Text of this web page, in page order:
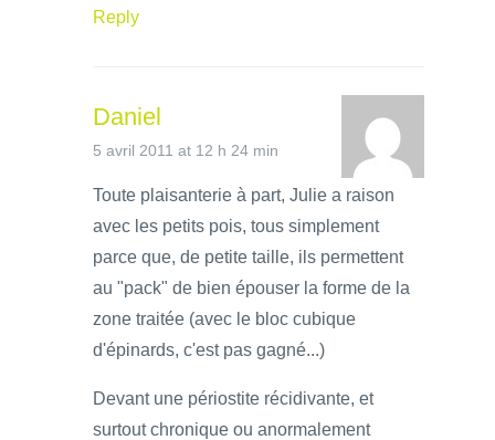
Reply
Daniel
5 avril 2011 at 12 h 24 min
Toute plaisanterie à part, Julie a raison
avec les petits pois, tous simplement
parce que, de petite taille, ils permettent
au "pack" de bien épouser la forme de la
zone traitée (avec le bloc cubique
d'épinards, c'est pas gagné...)
Devant une périostite récidivante, et
surtout chronique ou anormalement